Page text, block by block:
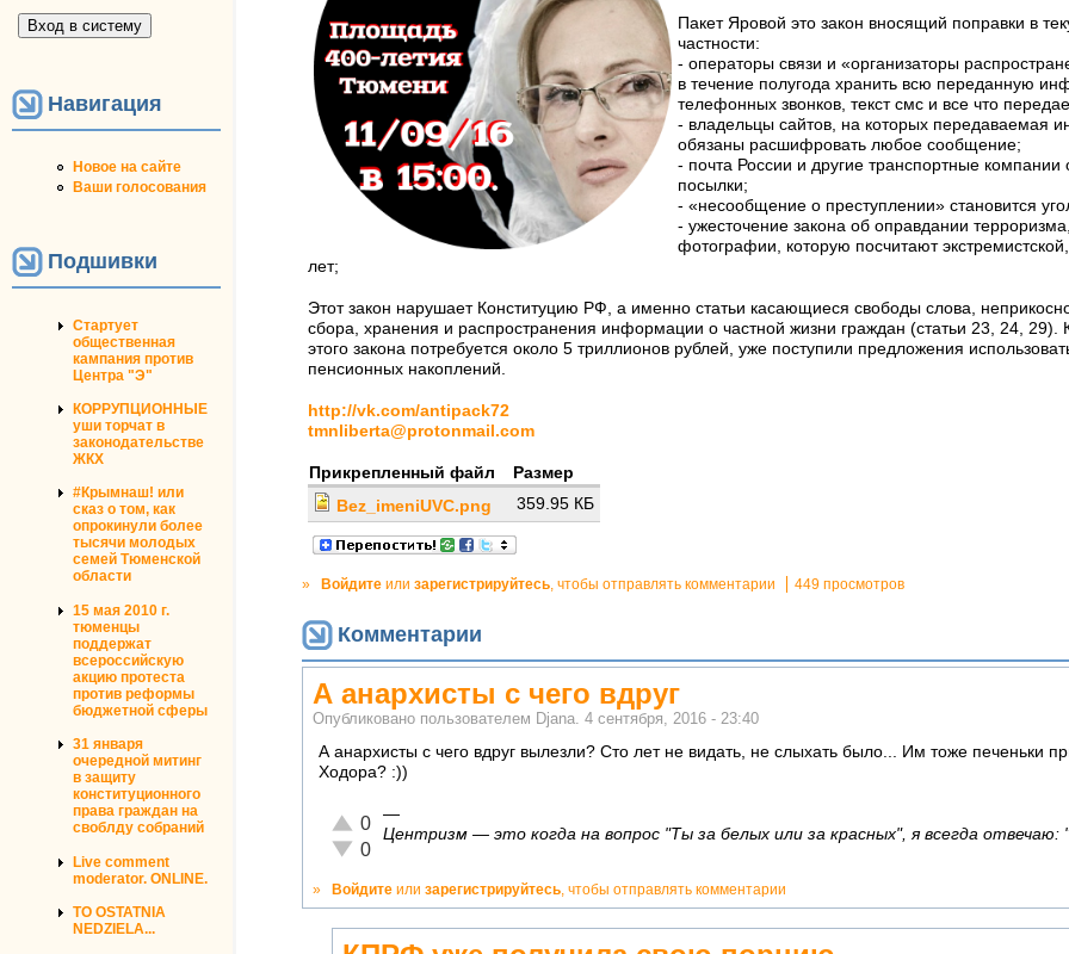
Навигация
Новое на сайте
Ваши голосования
Подшивки
Стартует
общественная
кампания против
Центра "Э"
КОРРУПЦИОННЫЕ
уши торчат в
законодательстве
ЖКХ
#Крымнаш! или
сказ о том, как
опрокинули более
тысячи молодых
семей Тюменской
области
15 мая 2010 г.
тюменцы
поддержат
всероссийскую
акцию протеста
против реформы
бюджетной сферы
31 января
очередной митинг
в защиту
конституционного
права граждан на
своблду собраний
Live comment
moderator. ONLINE.
TO OSTATNIA
NEDZIELA...
Пакет Яровой это закон вносящий поправки в
частности:
- операторы связи и «организаторы
в течение полугода хранить всю переданную
телефонных звонков, текст смс и все что
- владельцы сайтов, на которых передаваемая
обязаны расшифровать любое сообщение;
- почта России и другие транспортные компании
посылки;
- «несообщение о преступлении» становится
- ужесточение закона об оправдании
фотографии, которую посчитают
лет;
Этот закон нарушает Конституцию РФ, а именно статьи касающиеся свободы слова,
сбора, хранения и распространения информации о частной жизни граждан (статьи 23, 24, 29).
этого закона потребуется около 5 триллионов рублей, уже поступили предложения
пенсионных накоплений.
http://vk.com/antipack72
tmnliberta@protonmail.com
Прикрепленный файл
Размер
Bez_imeniUVC.png
359.95 КБ
» Войдите или зарегистрируйтесь , чтобы отправлять комментарии 449 просмотров
Комментарии
А анархисты с чего вдруг
Опубликовано пользователем Djana. 4 сентября, 2016 - 23:40
А анархисты с чего вдруг вылезли? Сто лет не видать, не слыхать было... Им тоже печеньки
Ходора? :))
Отлично!
0
Неадекватно!
0
—
Центризм — это когда на вопрос "Ты за белых или за красных", я всегда отвечаю:
» Войдите или зарегистрируйтесь, чтобы отправлять комментарии